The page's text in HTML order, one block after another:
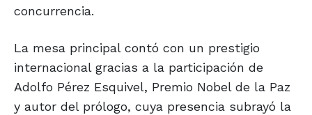
concurrencia.
La mesa principal contó con un prestigio
internacional gracias a la participación de
Adolfo Pérez Esquivel, Premio Nobel de la Paz
y autor del prólogo, cuya presencia subrayó la